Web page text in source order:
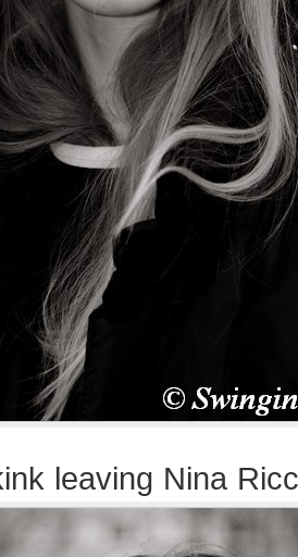
leaving Nina